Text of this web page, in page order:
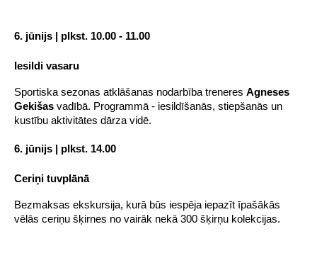
6. jūnijs | plkst. 10.00 - 11.00
Iesildi vasaru
Sportiska sezonas atklāšanas nodarbība treneres Agneses
Gekišas vadībā. Programmā - iesildīšanās, stiepšanās un
kustību aktivitātes dārza vidē.
6. jūnijs | plkst. 14.00
Ceriņi tuvplānā
Bezmaksas ekskursija, kurā būs iespēja iepazīt īpašākās
vēlās ceriņu šķirnes no vairāk nekā 300 šķirņu kolekcijas.